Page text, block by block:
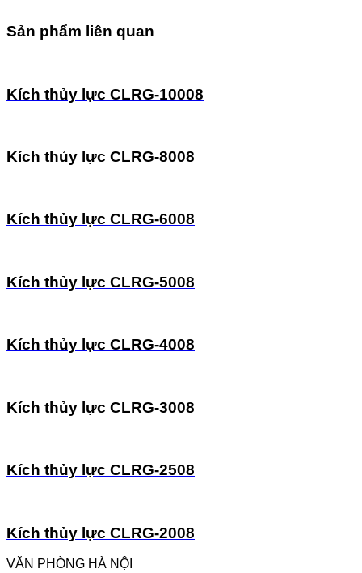
Sản phẩm liên quan
Kích thủy lực CLRG-10008
Kích thủy lực CLRG-8008
Kích thủy lực CLRG-6008
Kích thủy lực CLRG-5008
Kích thủy lực CLRG-4008
Kích thủy lực CLRG-3008
Kích thủy lực CLRG-2508
Kích thủy lực CLRG-2008
VĂN PHÒNG HÀ NỘI